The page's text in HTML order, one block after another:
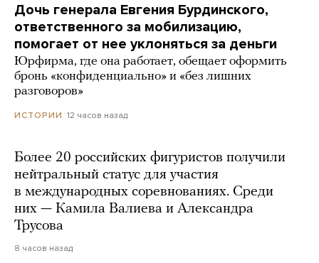
Дочь генерала Евгения Бурдинского,
ответственного за мобилизацию,
помогает от нее уклоняться за деньги
Юрфирма, где она работает, обещает оформить
бронь «конфиденциально» и «без лишних
разговоров»
ИСТОРИИ 12 часов назад
Более 20 российских фигуристов получили
нейтральный статус для участия
в международных соревнованиях. Среди
них — Камила Валиева и Александра
Трусова
8 часов назад